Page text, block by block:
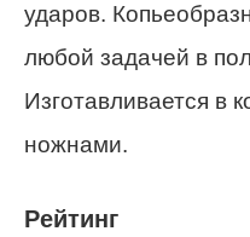
ударов.
любой задачей в
Изготавливается в
ножнами.
Рейтинг